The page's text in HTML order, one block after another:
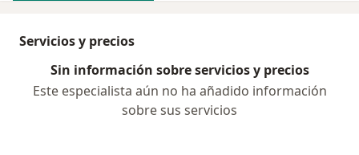
Servicios y precios
Sin información sobre servicios y precios
Este especialista aún no ha añadido información
sobre sus servicios